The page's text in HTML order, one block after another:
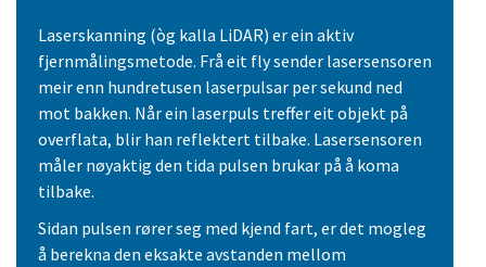
Laserskanning (òg kalla LiDAR) er ein aktiv
fjernmålingsmetode. Frå eit fly sender lasersensoren
meir enn hundretusen laserpulsar per sekund ned
mot bakken. Når ein laserpuls treffer eit objekt på
overflata, blir han reflektert tilbake. Lasersensoren
måler nøyaktig den tida pulsen brukar på å koma
tilbake.
Sidan pulsen rører seg med kjend fart, er det mogleg
å berekna den eksakte avstanden mellom